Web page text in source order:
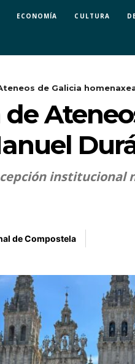
ECONOMÍA CULTURA
de Galicia
institucional
de Compostela